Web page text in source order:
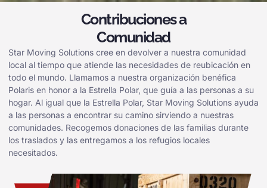
Contribuciones a
Comunidad
Star Moving Solutions cree en devolver a nuestra comunidad
local al tiempo que atiende las necesidades de reubicación en
todo el mundo. Llamamos a nuestra organización benéfica
Polaris en honor a la Estrella Polar, que guía a las personas a su
hogar. Al igual que la Estrella Polar, Star Moving Solutions ayuda
a las personas a encontrar su camino sirviendo a nuestras
comunidades. Recogemos donaciones de las familias durante
los traslados y las entregamos a los refugios locales
necesitados.